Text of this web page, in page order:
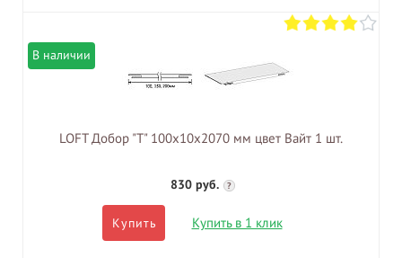
В наличии
LOFT Добор "Т" 100х10х2070 мм цвет Вайт 1 шт.
830 руб. ?
Купить Купить в 1 клик